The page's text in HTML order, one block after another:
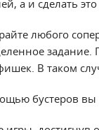
а и сделать
любого
В таком
бустеров вы